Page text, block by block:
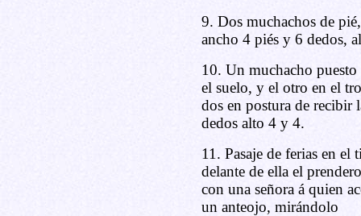
9. Dos muchachos de
ancho 4 piés y 6 dedos,
10. Un muchacho puesto
el suelo, y el otro en el
dos en postura de recibir
dedos alto 4 y 4.
11. Pasaje de ferias en el
delante de ella el
con una señora á quien
un anteojo, mirándolo